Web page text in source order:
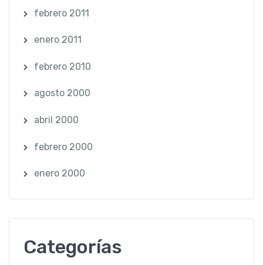
febrero 2011
enero 2011
febrero 2010
agosto 2000
abril 2000
febrero 2000
enero 2000
Categorías